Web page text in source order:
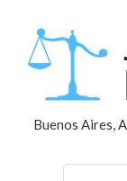
Buenos Aires,